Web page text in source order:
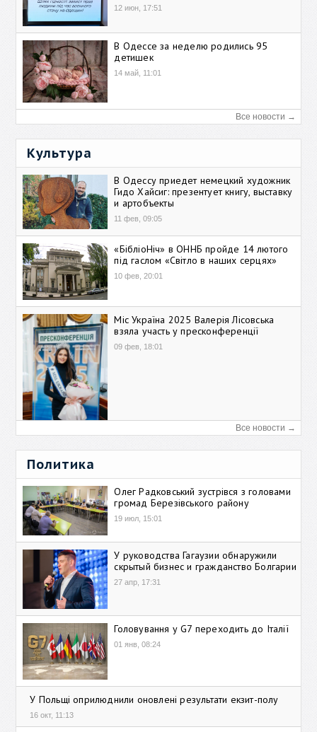
12 июн, 17:51
В Одессе за неделю родились 95
детишек
14 май, 11:01
Все новости →
Культура
В Одессу приедет немецкий художник
Гидо Хайсиг: презентует книгу, выставку
и артобъекты
11 фев, 09:05
«БібліоНіч» в ОННБ пройде 14 лютого
під гаслом «Світло в наших серцях»
10 фев, 20:01
Міс Україна 2025 Валерія Лісовська
взяла участь у пресконференції
09 фев, 18:01
Все новости →
Политика
Олег Радковський зустрівся з головами
громад Березівського району
19 июл, 15:01
У руководства Гагаузии обнаружили
скрытый бизнес и гражданство Болгарии
27 апр, 17:31
Головування у G7 переходить до Італії
01 янв, 08:24
У Польщі оприлюднили оновлені результати екзит-полу
16 окт, 11:13